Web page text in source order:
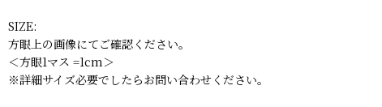
SIZE:
方眼上の画像にてご確認ください。
＜方眼1マス =1cm＞
※詳細サイズ必要でしたらお問い合わせください。